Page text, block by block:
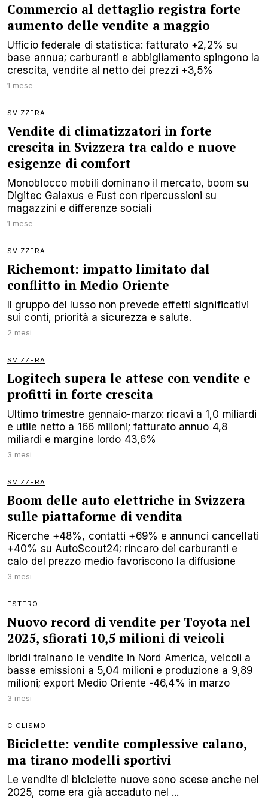
Commercio al dettaglio registra forte
aumento delle vendite a maggio
Ufficio federale di statistica: fatturato +2,2% su
base annua; carburanti e abbigliamento spingono la
crescita, vendite al netto dei prezzi +3,5%
1 mese
SVIZZERA
Vendite di climatizzatori in forte
crescita in Svizzera tra caldo e nuove
esigenze di comfort
Monoblocco mobili dominano il mercato, boom su
Digitec Galaxus e Fust con ripercussioni su
magazzini e differenze sociali
1 mese
SVIZZERA
Richemont: impatto limitato dal
conflitto in Medio Oriente
Il gruppo del lusso non prevede effetti significativi
sui conti, priorità a sicurezza e salute.
2 mesi
SVIZZERA
Logitech supera le attese con vendite e
profitti in forte crescita
Ultimo trimestre gennaio-marzo: ricavi a 1,0 miliardi
e utile netto a 166 milioni; fatturato annuo 4,8
miliardi e margine lordo 43,6%
3 mesi
SVIZZERA
Boom delle auto elettriche in Svizzera
sulle piattaforme di vendita
Ricerche +48%, contatti +69% e annunci cancellati
+40% su AutoScout24; rincaro dei carburanti e
calo del prezzo medio favoriscono la diffusione
3 mesi
ESTERO
Nuovo record di vendite per Toyota nel
2025, sfiorati 10,5 milioni di veicoli
Ibridi trainano le vendite in Nord America, veicoli a
basse emissioni a 5,04 milioni e produzione a 9,89
milioni; export Medio Oriente -46,4% in marzo
3 mesi
CICLISMO
Biciclette: vendite complessive calano,
ma tirano modelli sportivi
Le vendite di biciclette nuove sono scese anche nel
2025, come era già accaduto nel ...